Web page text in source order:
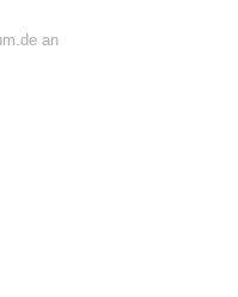
an